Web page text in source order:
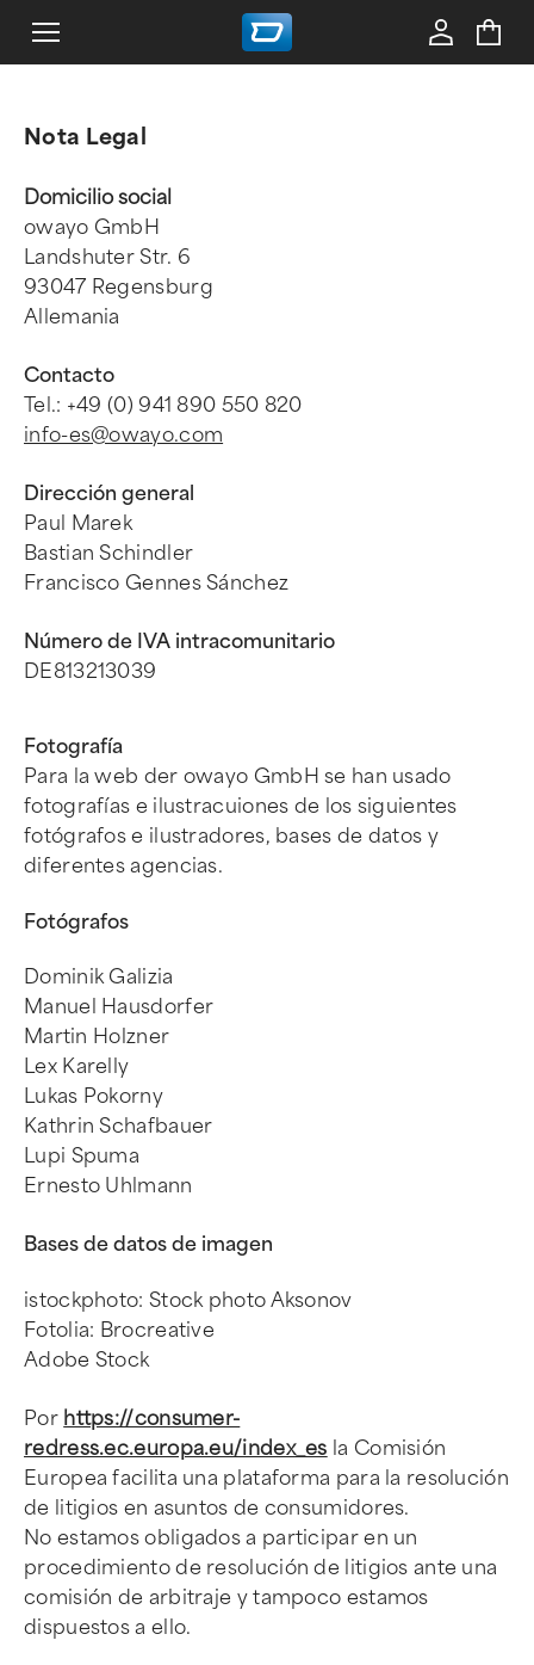
Nota Legal
Domicilio social
owayo GmbH
Landshuter Str. 6
93047 Regensburg
Allemania
Contacto
Tel.: +49 (0) 941 890 550 820
info-es@owayo.com
Dirección general
Paul Marek
Bastian Schindler
Francisco Gennes Sánchez
Número de IVA intracomunitario
DE813213039
Fotografía
Para la web der owayo GmbH se han usado
fotografías e ilustracuiones de los siguientes
fotógrafos e ilustradores, bases de datos y
diferentes agencias.
Fotógrafos
Dominik Galizia
Manuel Hausdorfer
Martin Holzner
Lex Karelly
Lukas Pokorny
Kathrin Schafbauer
Lupi Spuma
Ernesto Uhlmann
Bases de datos de imagen
istockphoto: Stock photo Aksonov
Fotolia: Brocreative
Adobe Stock
Por https://consumer-
redress.ec.europa.eu/index_es la Comisión
Europea facilita una plataforma para la resolución
de litigios en asuntos de consumidores.
No estamos obligados a participar en un
procedimiento de resolución de litigios ante una
comisión de arbitraje y tampoco estamos
dispuestos a ello.